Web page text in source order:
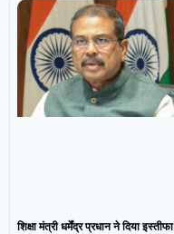
शिक्षा मंत्री धर्मेंद्र प्रधान ने दिया इस्तीफा